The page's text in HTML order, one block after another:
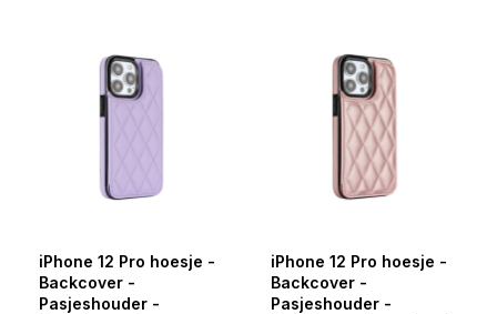
iPhone 12 Pro hoesje -
Backcover -
Pasjeshouder -
iPhone 12 Pro hoesje -
Backcover -
Pasjeshouder -